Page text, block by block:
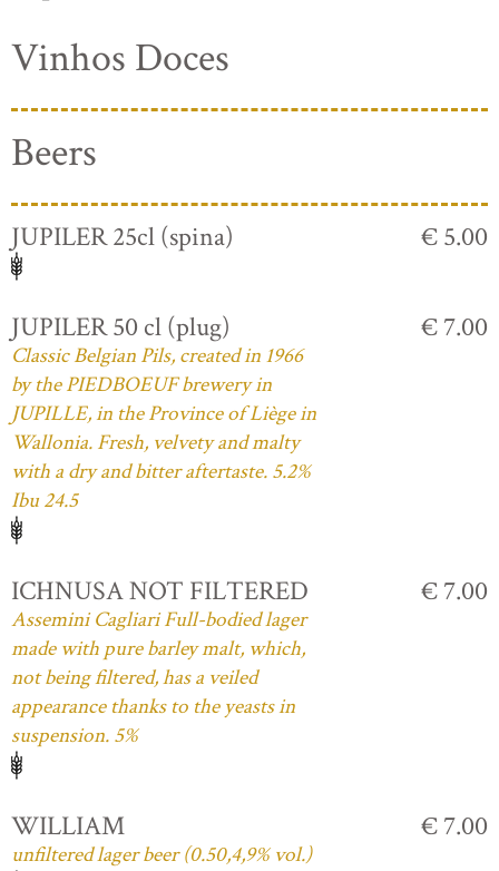
Vinhos Doces
Beers
JUPILER 25cl (spina) € 5.00
JUPILER 50 cl (plug)
Classic Belgian Pils, created in 1966
by the PIEDBOEUF brewery in
JUPILLE, in the Province of Liège in
Wallonia. Fresh, velvety and malty
with a dry and bitter aftertaste. 5.2%
Ibu 24.5
€ 7.00
ICHNUSA NOT FILTERED
Assemini Cagliari Full-bodied lager
made with pure barley malt, which,
not being filtered, has a veiled
appearance thanks to the yeasts in
suspension. 5%
€ 7.00
WILLIAM
unfiltered lager beer (0.50,4,9% vol.)
€ 7.00